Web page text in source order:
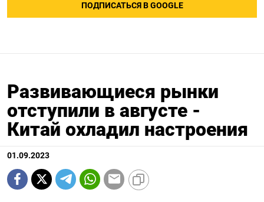
ПОДПИСАТЬСЯ В GOOGLE
Развивающиеся рынки
отступили в августе -
Китай охладил настроения
01.09.2023